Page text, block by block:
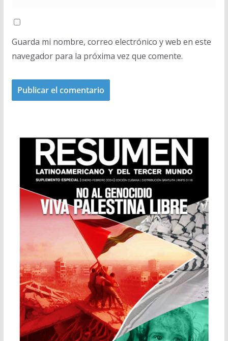
Guarda mi nombre, correo electrónico y web en este
navegador para la próxima vez que comente.